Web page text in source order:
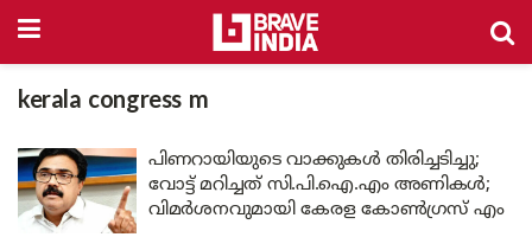
kerala congress m
പിണറായിയുടെ വാക്കുകൾ തിരിച്ചടിച്ചു;
വോട്ട് മറിച്ചത് സി.പി.ഐ.എം അണികൾ;
വിമർശനവുമായി കേരള കോൺഗ്രസ് എം